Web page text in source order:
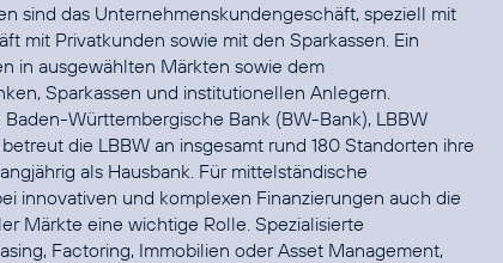
sind das Unternehmenskundengeschäft, speziell mit
mit Privatkunden sowie mit den Sparkassen. Ein
in ausgewählten Märkten sowie dem
Sparkassen und institutionellen Anlegern.
Württembergische Bank (BW-Bank), LBBW
die LBBW an insgesamt rund 180 Standorten ihre
als Hausbank. Für mittelständische
innovativen und komplexen Finanzierungen auch die
Märkte eine wichtige Rolle. Spezialisierte
Factoring, Immobilien oder Asset Management,